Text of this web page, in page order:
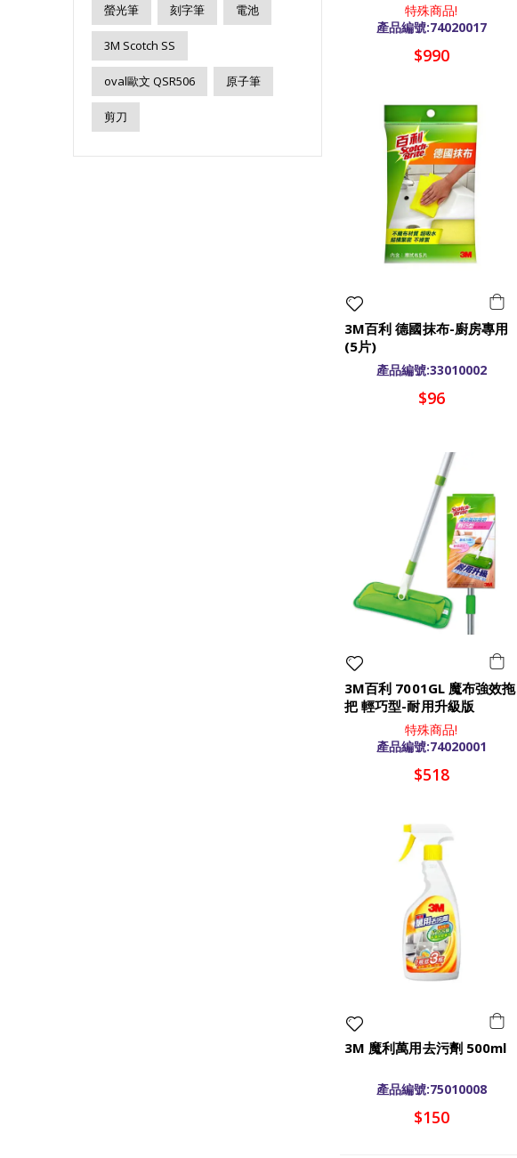
特殊商品!
產品編號:74020017
$990
3M百利 德國抹布-廚房專用
(5片)
產品編號:33010002
$96
3M百利 7001GL 魔布強效拖
把 輕巧型-耐用升級版
特殊商品!
產品編號:74020001
$518
3M 魔利萬用去污劑 500ml
產品編號:75010008
$150
螢光筆 刻字筆 電池
3M Scotch SS
oval歐文 QSR506 原子筆
剪刀